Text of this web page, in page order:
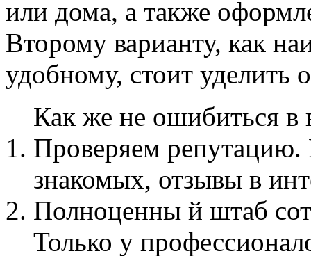
или дома, а также
Второму варианту, как
удобному, стоит уделить
Как же не ошибиться в
Проверяем
знакомых, отзывы в
Полноценны й штаб
Только у